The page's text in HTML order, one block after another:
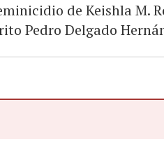
de Keishla M.
Pedro Delgado